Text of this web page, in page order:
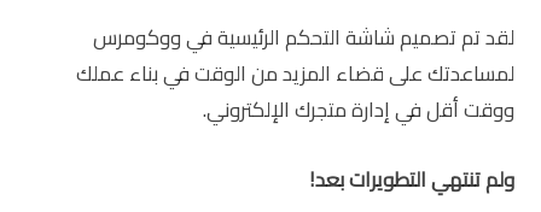
لقد تم تصميم شاشة التحكم الرئيسية في ووكومرس
لمساعدتك على قضاء المزيد من الوقت في بناء عملك
ووقت أقل في إدارة متجرك الإلكتروني.
ولم تنتهي التطويرات بعد!